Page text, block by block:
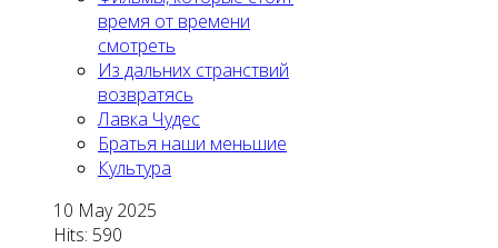
время от времени
смотреть
Из дальних странствий
возвратясь
Лавка Чудес
Братья наши меньшие
Культура
10 May 2025
Hits: 590